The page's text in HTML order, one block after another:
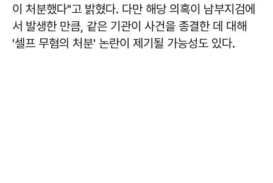
이 처분했다"고 밝혔다. 다만 해당 의혹이 남부지검에
서 발생한 만큼, 같은 기관이 사건을 종결한 데 대해
'셀프 무혐의 처분' 논란이 제기될 가능성도 있다.